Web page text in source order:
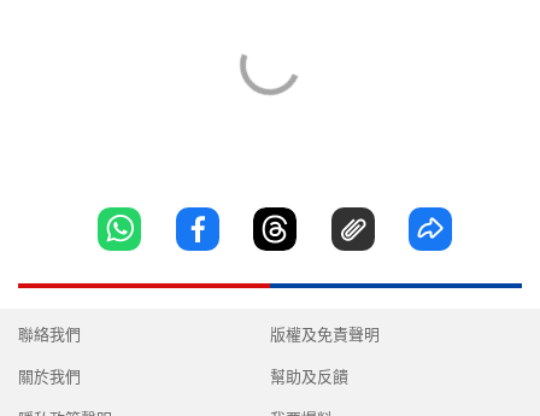
聯絡我們
關於我們
版權及免責聲明
幫助及反饋